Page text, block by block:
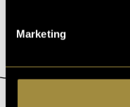
Marketing